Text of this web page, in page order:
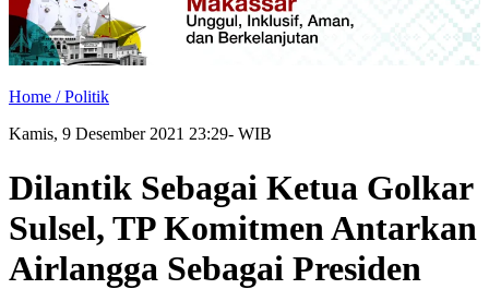
Home /Politik
Kamis, 9 Desember 2021 23:29- WIB
Dilantik Sebagai Ketua Golkar
Sulsel, TP Komitmen Antarkan
Airlangga Sebagai Presiden